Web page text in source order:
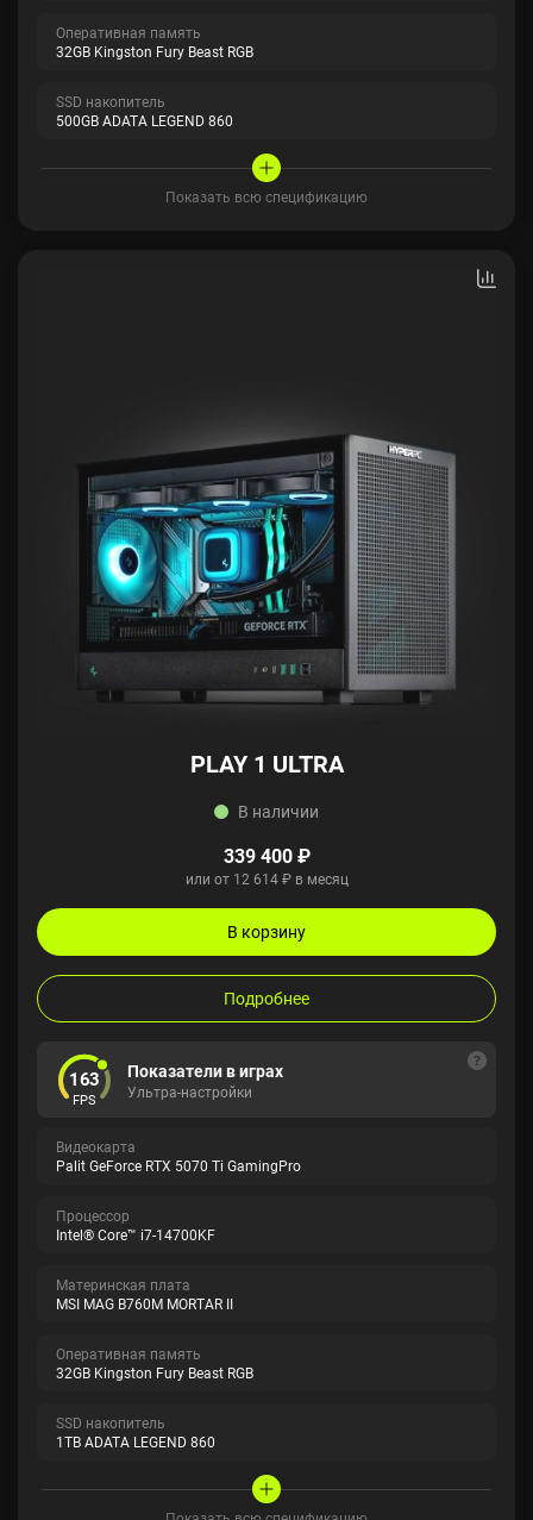
Оперативная память
32GB Kingston Fury Beast RGB
SSD накопитель
500GB ADATA LEGEND 860
Показать всю спецификацию
PLAY 1 ULTRA
В наличии
339 400 ₽
или от 12 614 ₽ в месяц
В корзину
Подробнее
163
FPS
Показатели в играх
Ультра-настройки
Видеокарта
Palit GeForce RTX 5070 Ti GamingPro
Процессор
Intel® Core™ i7-14700KF
Материнская плата
MSI MAG B760M MORTAR II
Оперативная память
32GB Kingston Fury Beast RGB
SSD накопитель
1TB ADATA LEGEND 860